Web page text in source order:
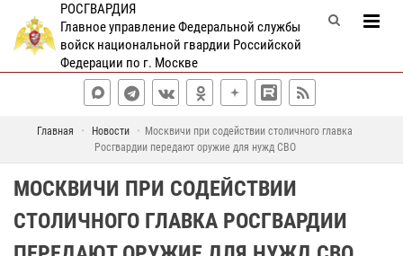
РОСГВАРДИЯ
Главное управление Федеральной службы
войск национальной гвардии Российской
Федерации по г. Москве
Главная Новости
Москвичи при содействии столичного главка
Росгвардии передают оружие для нужд СВО
МОСКВИЧИ ПРИ СОДЕЙСТВИИ
СТОЛИЧНОГО ГЛАВКА РОСГВАРДИИ